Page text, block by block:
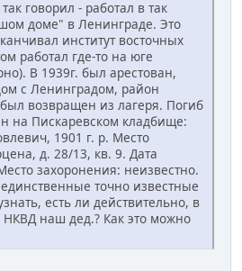
говорил - работал в так
доме" в Ленинграде. Это
институт восточных
работал где-то на юге
В 1939г. был арестован,
с Ленинградом, район
возвращен из лагеря. Погиб
на Пискаревском кладбище:
1901 г. р. Место
д. 28/13, кв. 9. Дата
захоронения: неизвестно.
точно известные
есть ли действительно, в
НКВД наш дед.? Как это можно